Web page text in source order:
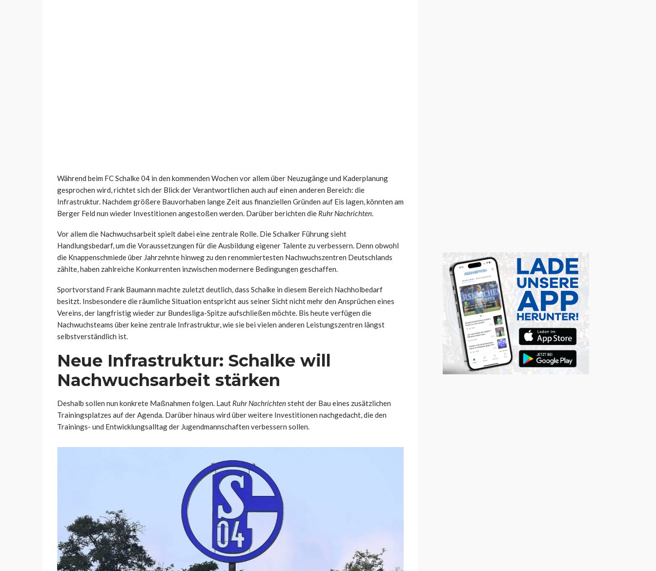
Während beim FC Schalke 04 in den kommenden Wochen vor allem über Neuzugänge und Kaderplanung
gesprochen wird, richtet sich der Blick der Verantwortlichen auch auf einen anderen Bereich: die
Infrastruktur. Nachdem größere Bauvorhaben lange Zeit aus finanziellen Gründen auf Eis lagen, könnten am
Berger Feld nun wieder Investitionen angestoßen werden. Darüber berichten die Ruhr Nachrichten.
Vor allem die Nachwuchsarbeit spielt dabei eine zentrale Rolle. Die Schalker Führung sieht
Handlungsbedarf, um die Voraussetzungen für die Ausbildung eigener Talente zu verbessern. Denn obwohl
die Knappenschmiede über Jahrzehnte hinweg zu den renommiertesten Nachwuchszentren Deutschlands
zählte, haben zahlreiche Konkurrenten inzwischen modernere Bedingungen geschaffen.
Sportvorstand Frank Baumann machte zuletzt deutlich, dass Schalke in diesem Bereich Nachholbedarf
besitzt. Insbesondere die räumliche Situation entspricht aus seiner Sicht nicht mehr den Ansprüchen eines
Vereins, der langfristig wieder zur Bundesliga-Spitze aufschließen möchte. Bis heute verfügen die
Nachwuchsteams über keine zentrale Infrastruktur, wie sie bei vielen anderen Leistungszentren längst
selbstverständlich ist.
Neue Infrastruktur: Schalke will
Nachwuchsarbeit stärken
Deshalb sollen nun konkrete Maßnahmen folgen. Laut Ruhr Nachrichtensteht der Bau eines zusätzlichen
Trainingsplatzes auf der Agenda. Darüber hinaus wird über weitere Investitionen nachgedacht, die den
Trainings- und Entwicklungsalltag der Jugendmannschaften verbessern sollen.